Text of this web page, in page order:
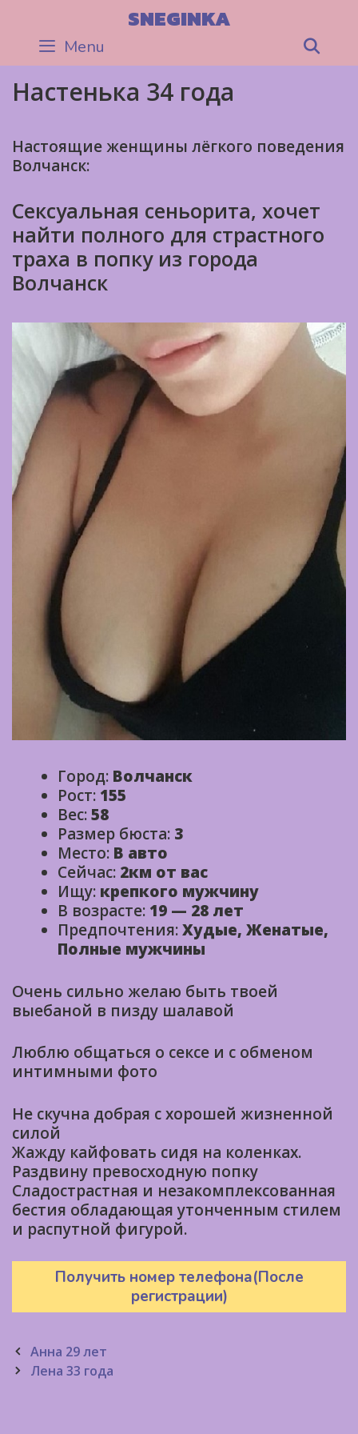
content
SNEGINKA
Menu
Настенька 34 года
Настоящие женщины лёгкого поведения
Волчанск:
Сексуальная сеньорита, хочет
найти полного для страстного
траха в попку из города
Волчанск
Город: Волчанск
Рост: 155
Вес:58
Размер бюста: 3
Место: В авто
Сейчас: 2км от вас
Ищу: крепкого мужчину
В возрасте: 19 — 28 лет
Предпочтения:Худые, Женатые,
Полные мужчины
Очень сильно желаю быть твоей
выебаной в пизду шалавой
Люблю общаться о сексе и с обменом
интимными фото
Не скучна добрая с хорошей жизненной
силой
Жажду кайфовать сидя на коленках.
Раздвину превосходную попку
Cладострастная и незакомплексованная
бестия обладающая утонченным стилем
и распутной фигурой.
Получить номер телефона(После
регистрации)
Post
navigation
Анна 29 лет
Лена 33 года